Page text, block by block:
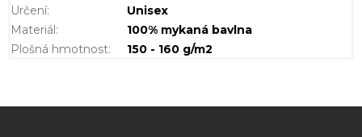
Určení:
Unisex
Materiál :
100% mykaná bavlna
Plošná hmotnost: 150 - 160 g/m2